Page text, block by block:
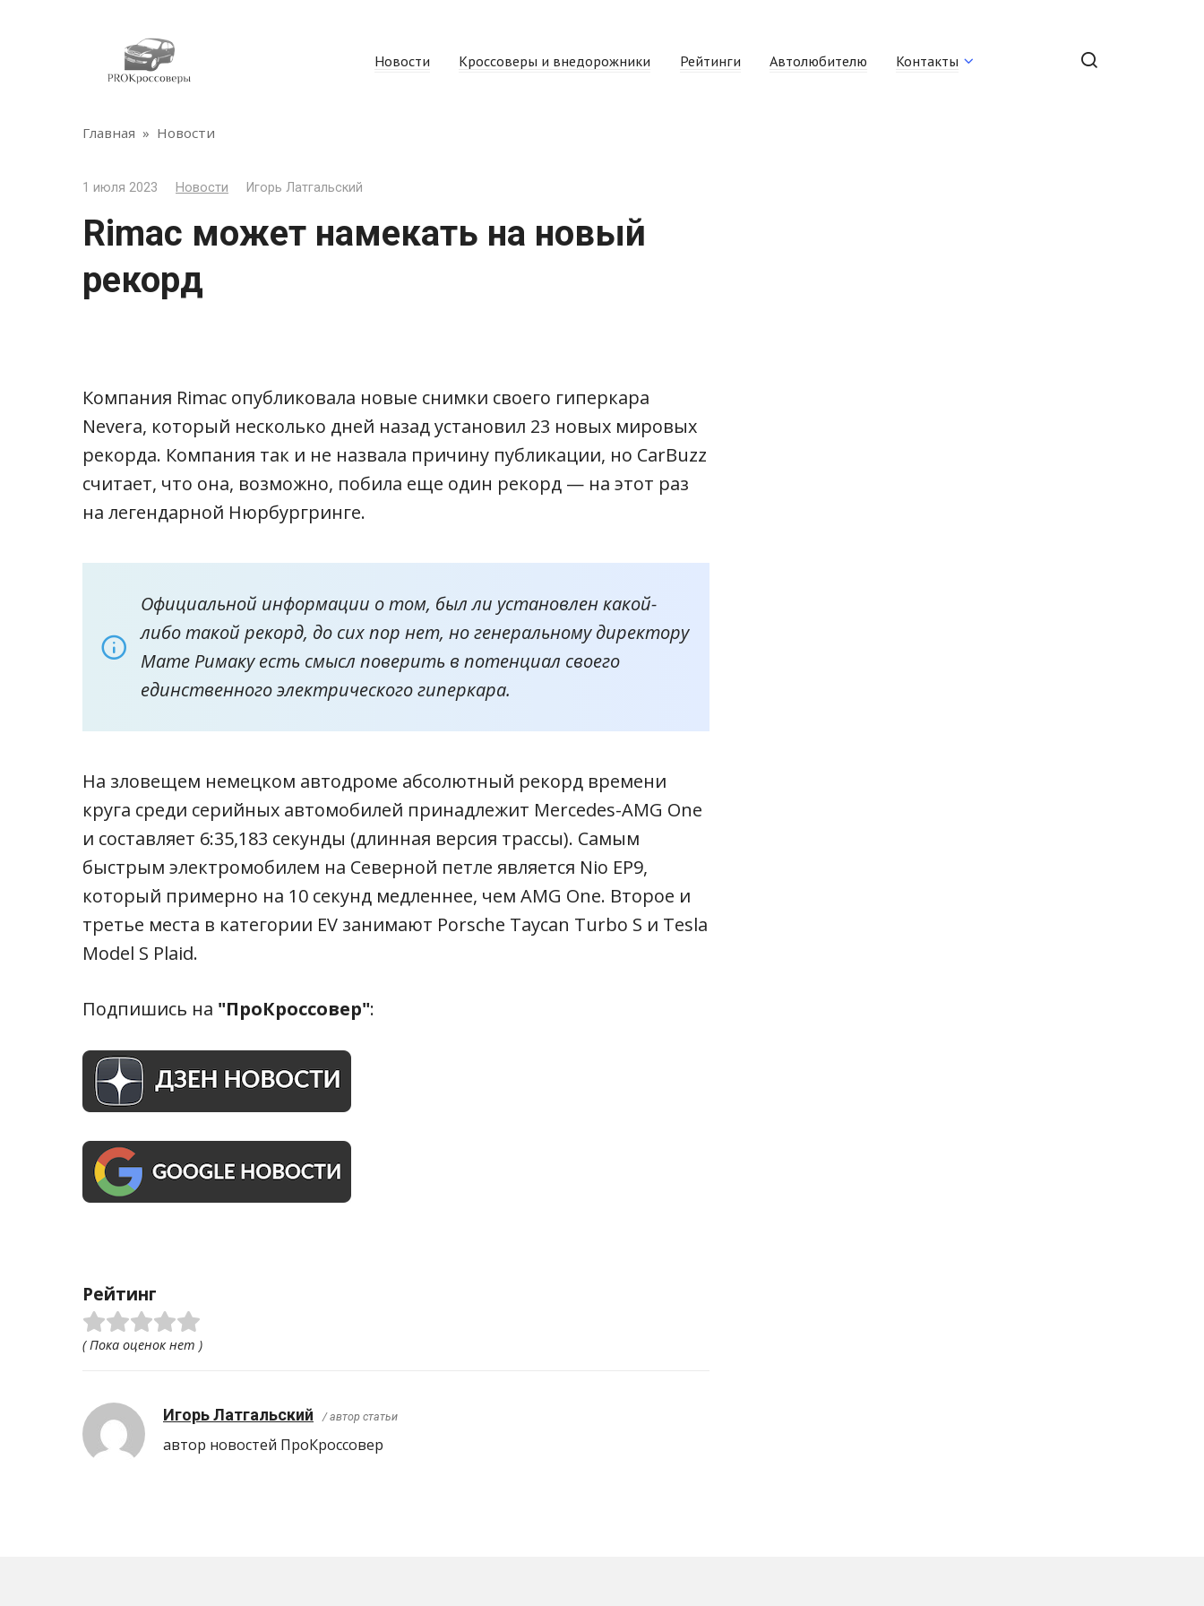
Новости Кроссоверы и внедорожники Рейтинги Автолюбителю Контакты
Главная » Новости
1 июля 2023 Новости Игорь Латгальский
Rimac может намекать на новый
рекорд
Компания Rimac опубликовала новые снимки своего гиперкара
Nevera, который несколько дней назад установил 23 новых мировых
рекорда. Компания так и не назвала причину публикации, но CarBuzz
считает, что она, возможно, побила еще один рекорд — на этот раз
на легендарной Нюрбургринге.
Официальной информации о том, был ли установлен какой-
либо такой рекорд, до сих пор нет, но генеральному директору
Мате Римаку есть смысл поверить в потенциал своего
единственного электрического гиперкара.
На зловещем немецком автодроме абсолютный рекорд времени
круга среди серийных автомобилей принадлежит Mercedes-AMG One
и составляет 6:35,183 секунды (длинная версия трассы). Самым
быстрым электромобилем на Северной петле является Nio EP9,
который примерно на 10 секунд медленнее, чем AMG One. Второе и
третье места в категории EV занимают Porsche Taycan Turbo S и Tesla
Model S Plaid.
Подпишись на "ПроКроссовер":
Рейтинг
( Пока оценок нет )
Игорь Латгальский / автор статьи
автор новостей ПроКроcсовер